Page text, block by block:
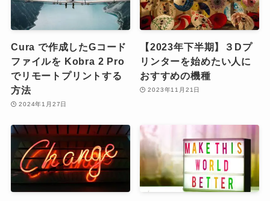
Cura で作成したGコード
ファイルを Kobra 2 Pro
でリモートプリントする
方法
2024年1月27日
【2023年下半期】３Dプ
リンターを始めたい人に
おすすめの機種
2023年11月21日